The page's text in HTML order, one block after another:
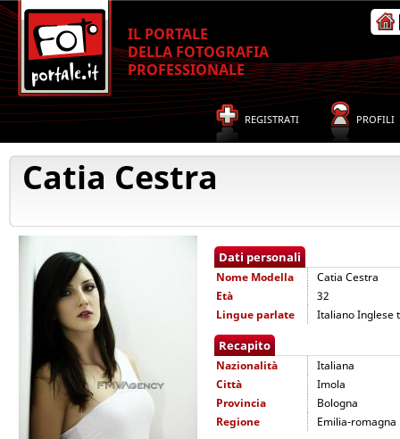
IL PORTALE
DELLA FOTOGRAFIA
PROFESSIONALE
REGISTRATI PROFILI
Catia Cestra
Dati personali
Nome Modella
Catia Cestra
Età
32
Lingue parlate
Italiano Inglese
Recapito
Nazionalità
Italiana
Città
Imola
Provincia
Bologna
Regione
Emilia-romagna